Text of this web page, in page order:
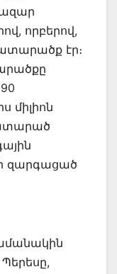
որբերով,
էր։
միլիոն
զարգացած